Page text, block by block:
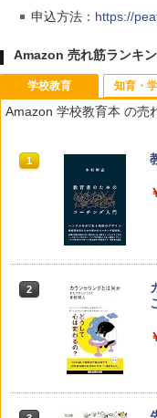
申込方法： https://
Amazon 売れ筋ランキ
学校教育
Amazon 学校教育本 の売
1
2
知育・